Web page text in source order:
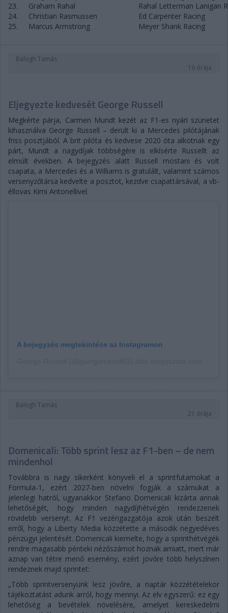
23.
Graham Rahal
Rahal Letterman Lanigan
24.
Christian Rasmussen
Ed Carpenter Racing
25.
Marcus Armstrong Meyer Shank Racing
Balogh Tamás
16 órája
Eljegyezte kedvesét George Russell
Megkérte párja, Carmen Mundt kezét az F1-es nyári szünetet
kihasználva George Russell – derült ki a Mercedes pilótájának
friss posztjából. A brit pilóta és kedvese 2020 óta alkotnak egy
párt, Mundt a nagydíjak többségére is elkísérte Russellt az
elmúlt években. A bejegyzés alatt Russell mostani és volt
csapata, a Mercedes és a Williams is gratulált, valamint számos
versenyzőtársa kedvelte a posztot, kezdve csapattársával, a vb-
éllovas Kimi Antonellivel.
A bejegyzés megtekintése az Instagramon
Balogh Tamás
21 órája
Domenicali: Több sprint lesz az F1-ben – de nem
mindenhol
Továbbra is nagy sikerként könyveli el a sprintfutamokat a
Formula-1, ezért 2027-ben növelni fogják a számukat a
jelenlegi hatról, ugyanakkor Stefano Domenicali kizárta annak
lehetőségét, hogy minden nagydíjhétvégén rendezzenek
rövidebb versenyt. Az F1 vezérigazgatója azok után beszélt
erről, hogy a Liberty Media közzétette a második negyedéves
pénzügyi jelentését. Domenicali kiemelte, hogy a sprinthétvégék
rendre magasabb pénteki nézőszámot hoznak amiatt, mert már
aznap van tétre menő esemény, ezért jövőre több helyszínen
rendeznek majd sprintet:
„Több sprintversenyünk lesz jövőre, a naptár közzétételekor
tájékoztatást adunk arról, hogy mennyi. Az elv egyszerű: ez egy
lehetőség a bevételek növelésére, amelyet kereskedelmi